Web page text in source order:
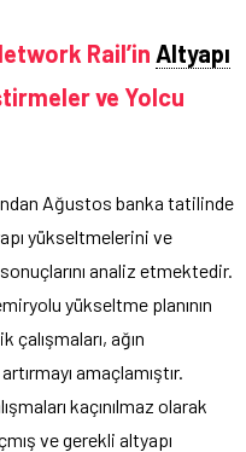
Rail’in Altyapı
ve Yolcu
Ağustos banka tatilinde
yükseltmelerini ve
analiz etmektedir.
yükseltme planının
çalışmaları, ağın
amaçlamıştır.
kaçınılmaz olarak
ve gerekli altyapı